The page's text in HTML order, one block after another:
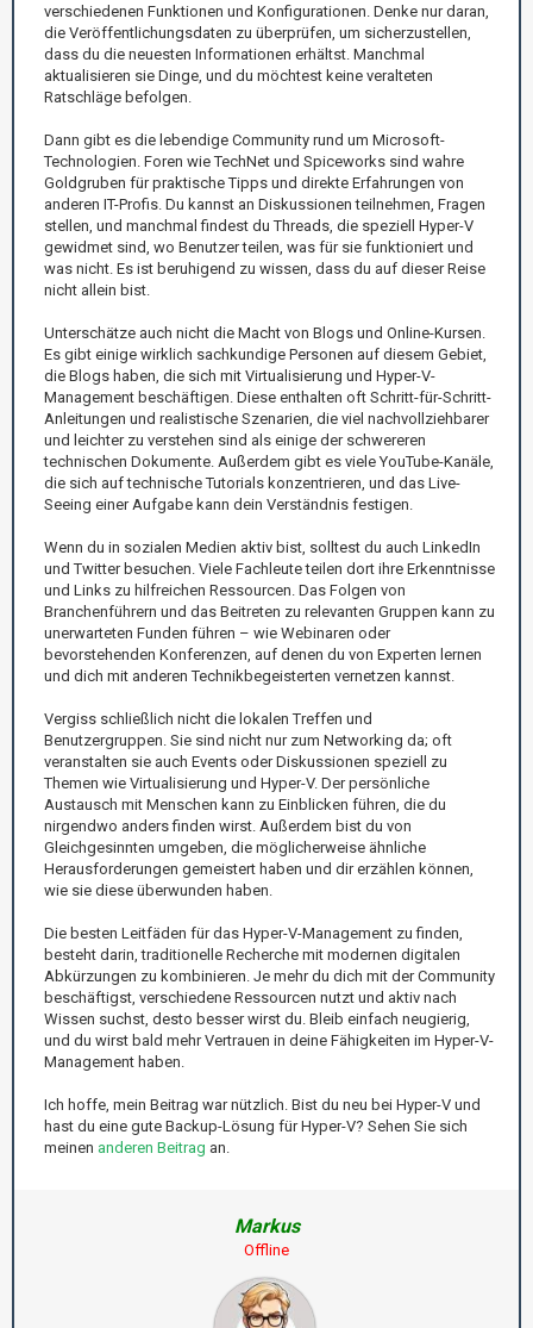
verschiedenen Funktionen und Konfigurationen. Denke nur daran,
die Veröffentlichungsdaten zu überprüfen, um sicherzustellen,
dass du die neuesten Informationen erhältst. Manchmal
aktualisieren sie Dinge, und du möchtest keine veralteten
Ratschläge befolgen.
Dann gibt es die lebendige Community rund um Microsoft-
Technologien. Foren wie TechNet und Spiceworks sind wahre
Goldgruben für praktische Tipps und direkte Erfahrungen von
anderen IT-Profis. Du kannst an Diskussionen teilnehmen, Fragen
stellen, und manchmal findest du Threads, die speziell Hyper-V
gewidmet sind, wo Benutzer teilen, was für sie funktioniert und
was nicht. Es ist beruhigend zu wissen, dass du auf dieser Reise
nicht allein bist.
Unterschätze auch nicht die Macht von Blogs und Online-Kursen.
Es gibt einige wirklich sachkundige Personen auf diesem Gebiet,
die Blogs haben, die sich mit Virtualisierung und Hyper-V-
Management beschäftigen. Diese enthalten oft Schritt-für-Schritt-
Anleitungen und realistische Szenarien, die viel nachvollziehbarer
und leichter zu verstehen sind als einige der schwereren
technischen Dokumente. Außerdem gibt es viele YouTube-Kanäle,
die sich auf technische Tutorials konzentrieren, und das Live-
Seeing einer Aufgabe kann dein Verständnis festigen.
Wenn du in sozialen Medien aktiv bist, solltest du auch LinkedIn
und Twitter besuchen. Viele Fachleute teilen dort ihre Erkenntnisse
und Links zu hilfreichen Ressourcen. Das Folgen von
Branchenführern und das Beitreten zu relevanten Gruppen kann zu
unerwarteten Funden führen – wie Webinaren oder
bevorstehenden Konferenzen, auf denen du von Experten lernen
und dich mit anderen Technikbegeisterten vernetzen kannst.
Vergiss schließlich nicht die lokalen Treffen und
Benutzergruppen. Sie sind nicht nur zum Networking da; oft
veranstalten sie auch Events oder Diskussionen speziell zu
Themen wie Virtualisierung und Hyper-V. Der persönliche
Austausch mit Menschen kann zu Einblicken führen, die du
nirgendwo anders finden wirst. Außerdem bist du von
Gleichgesinnten umgeben, die möglicherweise ähnliche
Herausforderungen gemeistert haben und dir erzählen können,
wie sie diese überwunden haben.
Die besten Leitfäden für das Hyper-V-Management zu finden,
besteht darin, traditionelle Recherche mit modernen digitalen
Abkürzungen zu kombinieren. Je mehr du dich mit der Community
beschäftigst, verschiedene Ressourcen nutzt und aktiv nach
Wissen suchst, desto besser wirst du. Bleib einfach neugierig,
und du wirst bald mehr Vertrauen in deine Fähigkeiten im Hyper-V-
Management haben.
Ich hoffe, mein Beitrag war nützlich. Bist du neu bei Hyper-V und
hast du eine gute Backup-Lösung für Hyper-V? Sehen Sie sich
meinen anderen Beitrag an.
Markus
Offline